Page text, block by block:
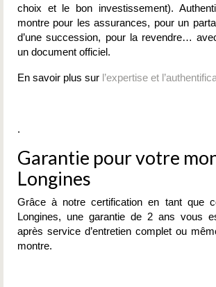
choix et le bon investissement).
montre pour les assurances, pour un
d’une succession, pour la revendre…
un document officiel.
En savoir plus sur l’expertise et
.
Garantie pour votre
Longines
Grâce à notre certification en tant que
Longines, une garantie de 2 ans vous
après service d’entretien complet ou
montre.